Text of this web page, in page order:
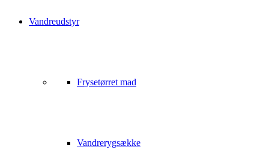
Vandreudstyr
Frysetørret mad
Vandrerygsække